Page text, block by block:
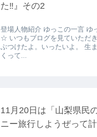
た‼』その2
登場人物紹介 ゆっこの一言 ゆ
☆ いつもブログを見ていただ
ぶつけたよ。いったいよ。 生
くって...
11月20日は「山梨県民
ニー旅行しようぜって